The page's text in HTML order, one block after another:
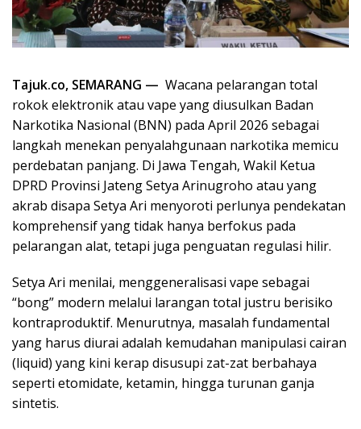
Tajuk.co, SEMARANG — Wacana pelarangan total
rokok elektronik atau vape yang diusulkan Badan
Narkotika Nasional (BNN) pada April 2026 sebagai
langkah menekan penyalahgunaan narkotika memicu
perdebatan panjang. Di Jawa Tengah, Wakil Ketua
DPRD Provinsi Jateng Setya Arinugroho atau yang
akrab disapa Setya Ari menyoroti perlunya pendekatan
komprehensif yang tidak hanya berfokus pada
pelarangan alat, tetapi juga penguatan regulasi hilir.
Setya Ari menilai, menggeneralisasi vape sebagai
“bong” modern melalui larangan total justru berisiko
kontraproduktif. Menurutnya, masalah fundamental
yang harus diurai adalah kemudahan manipulasi cairan
(liquid) yang kini kerap disusupi zat-zat berbahaya
seperti etomidate, ketamin, hingga turunan ganja
sintetis.